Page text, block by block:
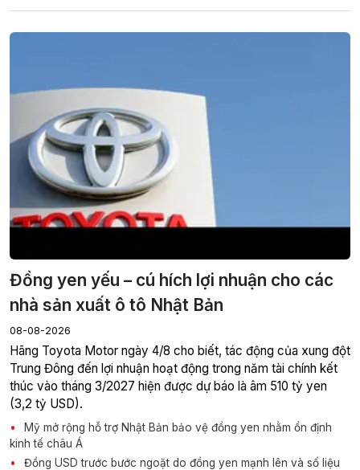
Đồng yen yếu – cú hích lợi nhuận cho các
nhà sản xuất ô tô Nhật Bản
08-08-2026
Hãng Toyota Motor ngày 4/8 cho biết, tác động của xung đột
Trung Đông đến lợi nhuận hoạt động trong năm tài chính kết
thúc vào tháng 3/2027 hiện được dự báo là âm 510 tỷ yen
(3,2 tỷ USD).
Mỹ mở rộng hỗ trợ Nhật Bản bảo vệ đồng yen nhằm ổn định
kinh tế châu Á
Đồng USD trước bước ngoặt do đồng yen mạnh lên và số liệu